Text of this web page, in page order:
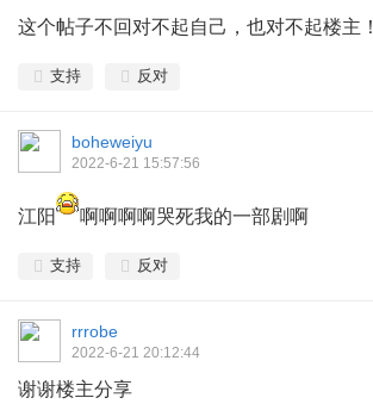
这个帖子不回对不起自己，也对不起楼主！
支持 反对
boheweiyu
2022-6-21 15:57:56
江阳 啊啊啊啊哭死我的一部剧啊
支持 反对
rrrobe
2022-6-21 20:12:44
谢谢楼主分享